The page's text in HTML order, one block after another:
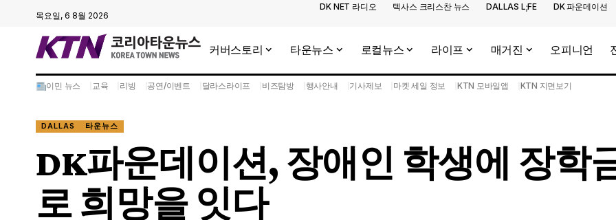
목요일, 6 8월 2026
DK NET 라디오 텍사스 크리스찬 뉴스 DALLAS L;FE DK 파운데이션
커버스토리 타운뉴스 로컬뉴스 라이프 매거진 오피니언
이민 뉴스 교육 리빙 공연/이벤트 달라스라이프 비즈탐방 행사안내 기사제보 마켓 세일 정보 KTN 모바일앱 KTN 지면보기
DALLAS 타운뉴스
DK파운데이션, 장애인 학생에 장학
로 희망을 잇다